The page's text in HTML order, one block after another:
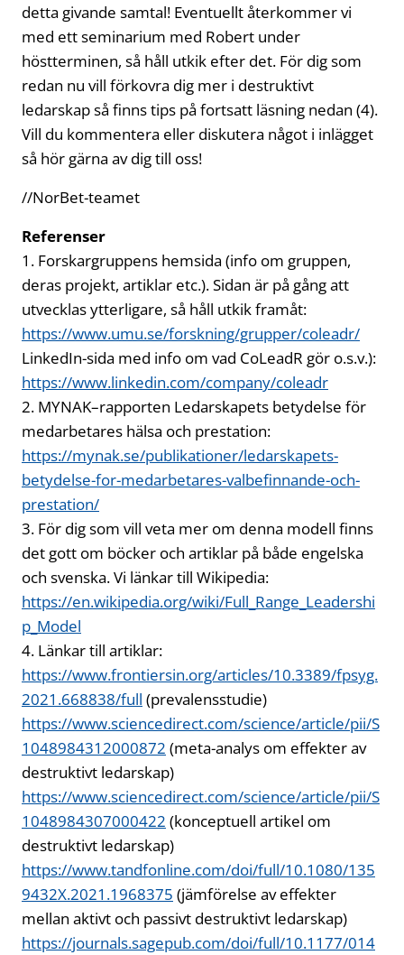
detta givande samtal! Eventuellt återkommer vi
med ett seminarium med Robert under
höstterminen, så håll utkik efter det. För dig som
redan nu vill förkovra dig mer i destruktivt
ledarskap så finns tips på fortsatt läsning nedan (4).
Vill du kommentera eller diskutera något i inlägget
så hör gärna av dig till oss!
//NorBet-teamet
Referenser
1. Forskargruppens hemsida (info om gruppen,
deras projekt, artiklar etc.). Sidan är på gång att
utvecklas ytterligare, så håll utkik framåt:
https://www.umu.se/forskning/grupper/coleadr/
LinkedIn-sida med info om vad CoLeadR gör o.s.v.):
https://www.linkedin.com/company/coleadr
2. MYNAK–rapporten Ledarskapets betydelse för
medarbetares hälsa och prestation:
https://mynak.se/publikationer/ledarskapets-
betydelse-for-medarbetares-valbefinnande-och-
prestation/
3. För dig som vill veta mer om denna modell finns
det gott om böcker och artiklar på både engelska
och svenska. Vi länkar till Wikipedia:
https://en.wikipedia.org/wiki/Full_Range_Leadershi
p_Model
4. Länkar till artiklar:
https://www.frontiersin.org/articles/10.3389/fpsyg.
2021.668838/full (prevalensstudie)
https://www.sciencedirect.com/science/article/pii/S
1048984312000872 (meta-analys om effekter av
destruktivt ledarskap)
https://www.sciencedirect.com/science/article/pii/S
1048984307000422 (konceptuell artikel om
destruktivt ledarskap)
https://www.tandfonline.com/doi/full/10.1080/135
9432X.2021.1968375 (jämförelse av effekter
mellan aktivt och passivt destruktivt ledarskap)
https://journals.sagepub.com/doi/full/10.1177/014